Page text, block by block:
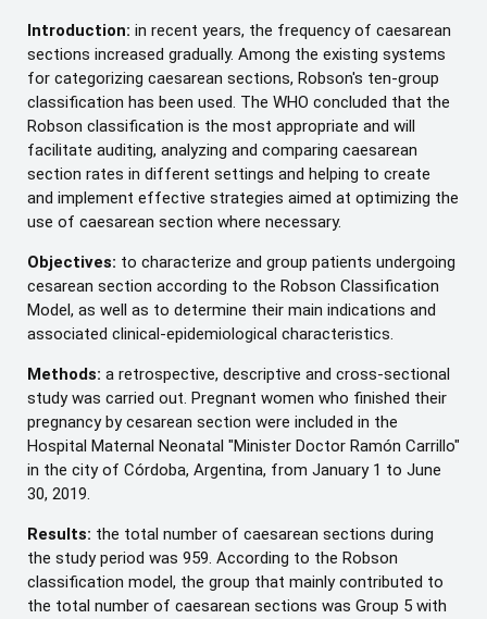
Introduction: in recent years, the frequency of caesarean
sections increased gradually. Among the existing systems
for categorizing caesarean sections, Robson's ten-group
classification has been used. The WHO concluded that the
Robson classification is the most appropriate and will
facilitate auditing, analyzing and comparing caesarean
section rates in different settings and helping to create
and implement effective strategies aimed at optimizing the
use of caesarean section where necessary.
Objectives: to characterize and group patients undergoing
cesarean section according to the Robson Classification
Model, as well as to determine their main indications and
associated clinical-epidemiological characteristics.
Methods: a retrospective, descriptive and cross-sectional
study was carried out. Pregnant women who finished their
pregnancy by cesarean section were included in the
Hospital Maternal Neonatal "Minister Doctor Ramón Carrillo"
in the city of Córdoba, Argentina, from January 1 to June
30, 2019.
Results: the total number of caesarean sections during
the study period was 959. According to the Robson
classification model, the group that mainly contributed to
the total number of caesarean sections was Group 5 with